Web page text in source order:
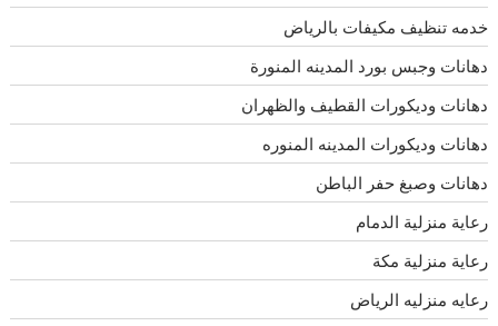
خدمه تنظيف مكيفات بالرياض
دهانات وجبس بورد المدينه المنورة
دهانات وديكورات القطيف والظهران
دهانات وديكورات المدينه المنوره
دهانات وصبغ حفر الباطن
رعاية منزلية الدمام
رعاية منزلية مكة
رعايه منزليه الرياض